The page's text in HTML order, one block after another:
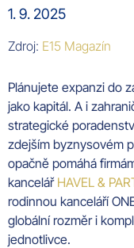
1. 9. 2025
Zdroj: E15 Magazín
Plánujete expanzi do
jako kapitál. A i
strategické
zdejším byznysovém
opačně pomáhá
kancelář HAVEL &
rodinnou kanceláří
globální rozměr i
jednotlivce.